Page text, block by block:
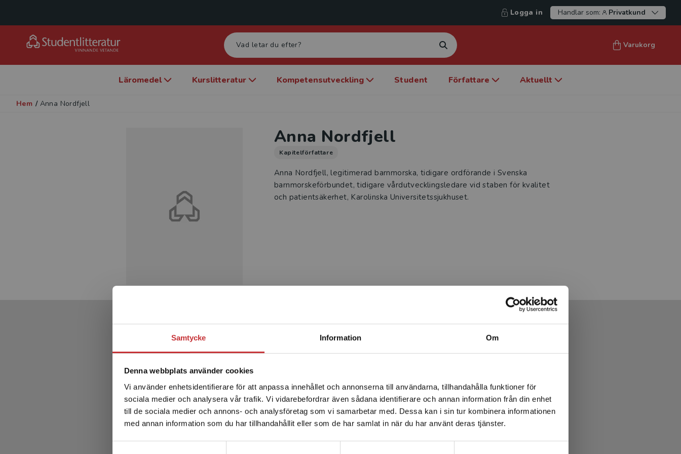
Samtycke Information Om
Denna webbplats använder cookies
Vi använder enhetsidentifierare för att anpassa innehållet och annonserna till användarna, tillhandahålla funktioner för
sociala medier och analysera vår trafik. Vi vidarebefordrar även sådana identifierare och annan information från din enhet
till de sociala medier och annons- och analysföretag som vi samarbetar med. Dessa kan i sin tur kombinera informationen
med annan information som du har tillhandahållit eller som de har samlat in när du har använt deras tjänster.
Begränsad fraktregion
Det verkar som att du besöker studentlitteratur.se via en
enhet utanför Sverige. Vi erbjuder inte leveranser utanför
Sverige. För att kunna slutföra ett köp måste
leveransadressen vara i Sverige.Läs mer
Logga in Handlar som: Privatkund
Varukorg
Läromedel Kurslitteratur Kompetensutveckling Student Författare Aktuellt
Hem / Anna Nordfjell
Anna Nordfjell
Kapitelförfattare
Anna Nordfjell, legitimerad barnmorska, tidigare ordförande i Svenska
barnmorskeförbundet, tidigare vårdutvecklingsledare vid staben för kvalitet
och patientsäkerhet, Karolinska Universitetssjukhuset.
Produkter